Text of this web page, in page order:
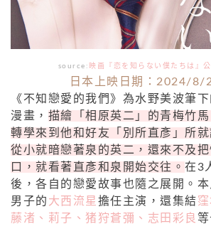
source: 映画『恋を知らない僕たちは』
日本上映日期：2024/8/
《不知戀愛的我們》為水野美波筆
漫畫， 描繪「相原英二」的青梅竹馬
轉學來到他和好友「別所直彥」所就
從小就暗戀著泉的英二，還來不及
口，就看著直彥和泉開始交往。 在3
後，各自的戀愛故事也隨之展開。
男子的 大西流星 擔任主演，還集結
藤渚、莉子、猪狩蒼彌、志田彩良 等